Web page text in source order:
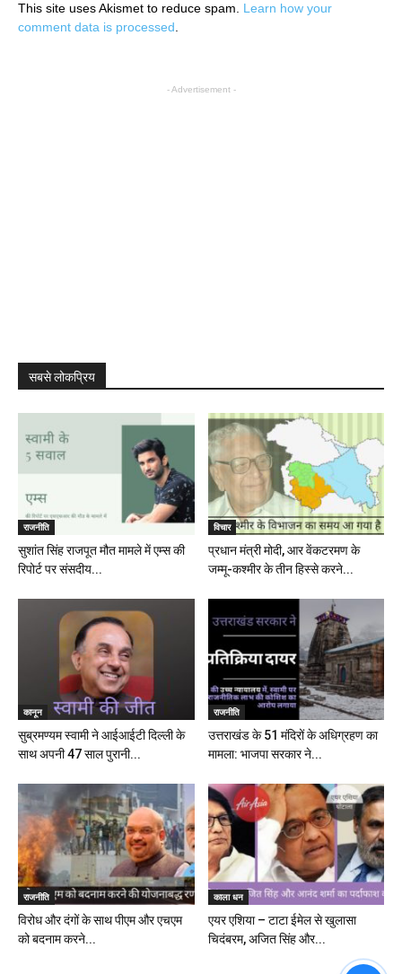
This site uses Akismet to reduce spam. Learn how your
comment data is processed.
- Advertisement -
सबसे लोकप्रिय
राजनीति
सुशांत सिंह राजपूत मौत मामले में एम्स की
रिपोर्ट पर संसदीय...
विचार
प्रधान मंत्री मोदी, आर वेंकटरमण के
जम्मू-कश्मीर के तीन हिस्से करने...
कानून
सुब्रमण्यम स्वामी ने आईआईटी दिल्ली के
साथ अपनी 47 साल पुरानी...
राजनीति
उत्तराखंड के 51 मंदिरों के अधिग्रहण का
मामला: भाजपा सरकार ने...
राजनीति
विरोध और दंगों के साथ पीएम और एचएम
को बदनाम करने...
काला धन
एयर एशिया – टाटा ईमेल से खुलासा
चिदंबरम, अजित सिंह और...